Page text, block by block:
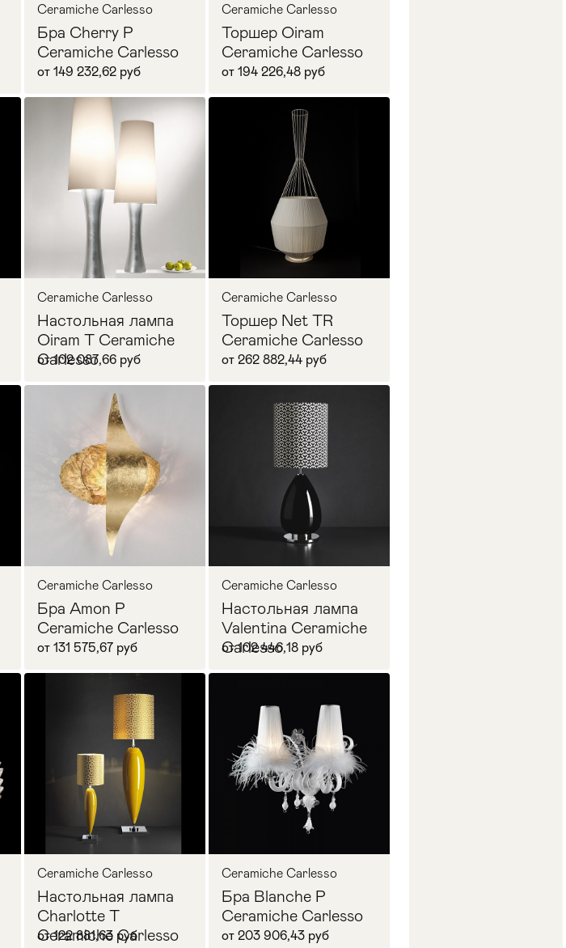
В корзину
Ceramiche Carlesso
Бра Cherry P
Ceramiche Carlesso
от 149 232,62 руб
В корзину
Ceramiche Carlesso
Торшер Oiram
Ceramiche Carlesso
от 194 226,48 руб
В корзину
Ceramiche Carlesso
Настольная лампа
Oiram T Ceramiche
Carlesso
от 102 087,66 руб
В корзину
Ceramiche Carlesso
Торшер Net TR
Ceramiche Carlesso
от 262 882,44 руб
В корзину
Ceramiche Carlesso
Бра Amon P
Ceramiche Carlesso
от 131 575,67 руб
В корзину
Ceramiche Carlesso
Настольная лампа
Valentina Ceramiche
Carlesso
от 102 446,18 руб
Ceramiche Carlesso
Настольная лампа
Charlotte T
Ceramiche Carlesso
от 122 881,63 руб
Ceramiche Carlesso
Бра Blanche P
Ceramiche Carlesso
от 203 906,43 руб